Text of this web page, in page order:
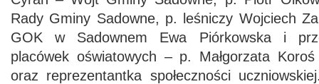
Rady Gminy Sadowne, p. leśniczy Wojciech
GOK w Sadownem Ewa Piórkowska i
placówek oświatowych – p. Małgorzata
oraz reprezentantka społeczności